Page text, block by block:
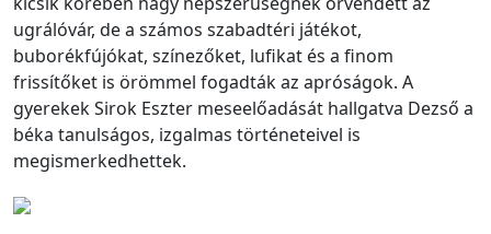
ugrálóvár, de a számos szabadtéri játékot,
buborékfújókat, színezőket, lufikat és a finom
frissítőket is örömmel fogadták az apróságok. A
gyerekek Sirok Eszter meseelőadását hallgatva Dezső a
béka tanulságos, izgalmas történeteivel is
megismerkedhettek.